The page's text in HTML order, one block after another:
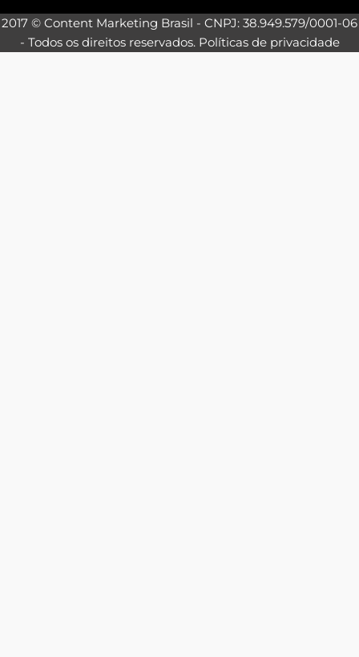
2017 © Content Marketing Brasil - CNPJ: 38.949.579/0001-06
- Todos os direitos reservados. Políticas de privacidade